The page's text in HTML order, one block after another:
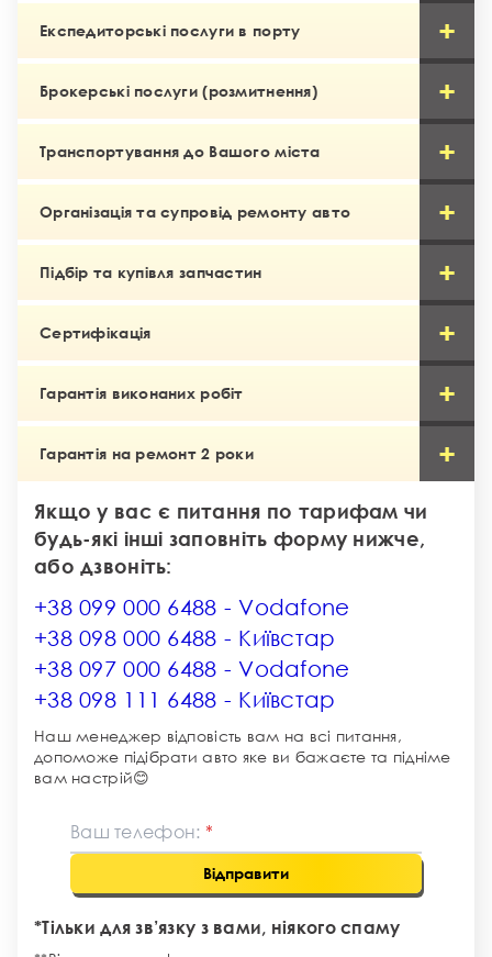
Експедиторські послуги в порту
Брокерські послуги (розмитнення)
Транспортування до Вашого міста
Організація та супровід ремонту авто
Підбір та купівля запчастин
Сертифікація
Гарантія виконаних робіт
Гарантія на ремонт 2 роки
Якщо у вас є питання по тарифам чи
будь-які інші заповніть форму нижче,
або дзвоніть:
+38 099 000 6488
+38 098 000 6488
+38 097 000 6488
+38 098 111 6488
Наш менеджер відповість вам на всі питання,
допоможе підібрати авто яке ви бажаєте та підніме
вам настрій😊
Ваш телефон:
Відправити
*Тільки для зв’язку з вами, ніякого спаму